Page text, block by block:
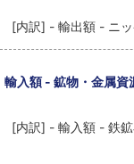
[内訳] - 輸出額 - ニ
輸入額 - 鉱物・金属資
[内訳] - 輸入額 - 鉄